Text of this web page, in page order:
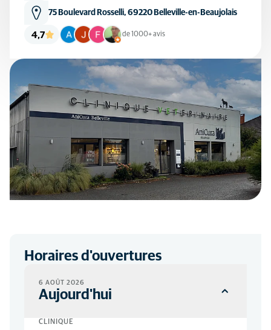
75 Boulevard Rosselli, 69220 Belleville-en-Beaujolais
4,7 de 1000+ avis
Horaires d'ouvertures
6 AOÛT 2026
Aujourd'hui
CLINIQUE